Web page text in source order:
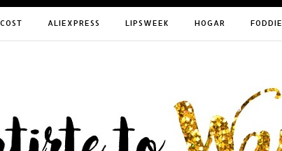
ALIEXPRESS LIPSWEEK HOGAR FODDIE